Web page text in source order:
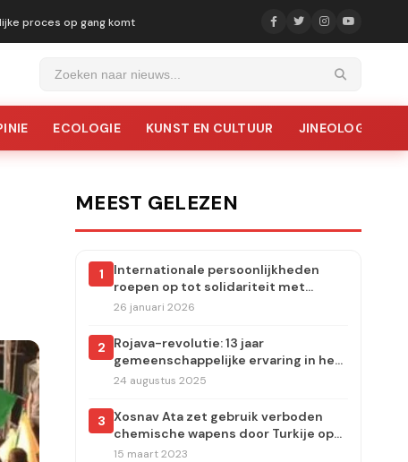
proces op gang komt
ECOLOGIE KUNST EN CULTUUR JINEOLOGIE
MEEST GELEZEN
1
Internationale persoonlijkheden
roepen op tot solidariteit met
Rojava: aanvallen moeten
26 januari 2026
2
Rojava-revolutie: 13 jaar
gemeenschappelijke ervaring in het
dorp Carudiye
24 augustus 2025
3 Xosnav Ata zet gebruik verboden
chemische wapens door Turkije op
de agenda van het Europees
15 maart 2023